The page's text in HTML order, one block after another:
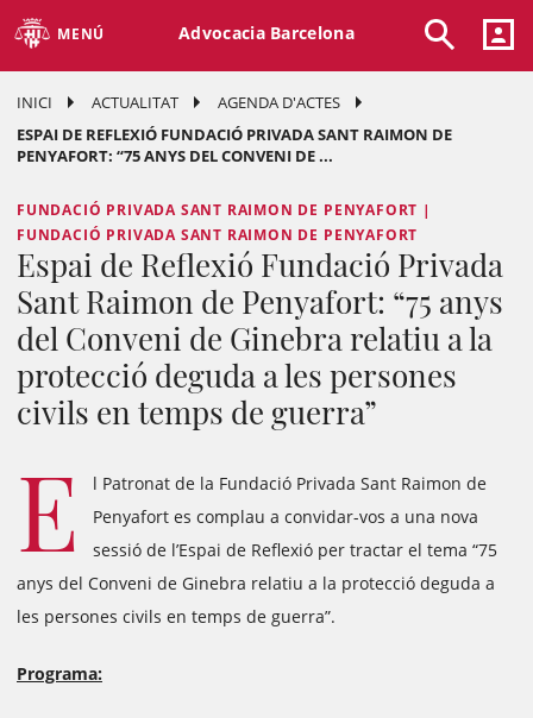
MENÚ Advocacia Barcelona
INICI ACTUALITAT
AGENDA D'ACTES
ESPAI DE REFLEXIÓ FUNDACIÓ PRIVADA SANT RAIMON DE
PENYAFORT: “75 ANYS DEL CONVENI DE ...
FUNDACIÓ PRIVADA SANT RAIMON DE PENYAFORT |
FUNDACIÓ PRIVADA SANT RAIMON DE PENYAFORT
Espai de Reflexió Fundació Privada
Sant Raimon de Penyafort: “75 anys
del Conveni de Ginebra relatiu a la
protecció deguda a les persones
civils en temps de guerra”
E
l Patronat de la Fundació Privada Sant Raimon de
Penyafort es complau a convidar-vos a una nova
sessió de l’Espai de Reflexió per tractar el tema “75
anys del Conveni de Ginebra relatiu a la protecció deguda a
les persones civils en temps de guerra”.
Programa: